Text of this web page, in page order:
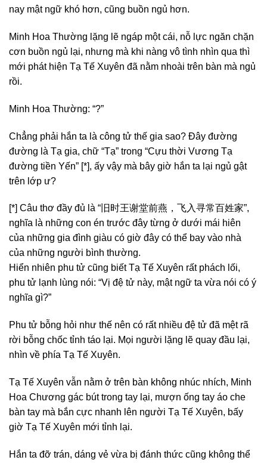
nay mật ngữ khó hơn, cũng buồn ngủ hơn.
Minh Hoa Thường lặng lẽ ngáp một cái, nỗ lực ngăn chặn
cơn buồn ngủ lại, nhưng mà khi nàng vô tình nhìn qua thì
mới phát hiện Tạ Tế Xuyên đã nằm nhoài trên bàn mà ngủ
rồi.
Minh Hoa Thường: “?”
Chẳng phải hắn ta là công tử thế gia sao? Đây đường
đường là Tạ gia, chữ “Tạ” trong “Cựu thời Vương Tạ
đường tiền Yến” [*], ấy vậy mà bây giờ hắn ta lại ngủ gật
trên lớp ư?
[*] Câu thơ đầy đủ là “旧时王谢堂前燕，飞入寻常百姓家”,
nghĩa là những con én trước đây từng ở dưới mái hiên
của những gia đình giàu có giờ đây có thể bay vào nhà
của những người bình thường.
Hiển nhiên phu tử cũng biết Tạ Tế Xuyên rất phách lối,
phu tử lạnh lùng nói: “Vị đệ tử này, mật ngữ ta vừa nói có ý
nghĩa gì?”
Phu tử bỗng hỏi như thế nên có rất nhiều đệ tử đã mệt rã
rời bỗng chốc tỉnh táo lại. Mọi người lặng lẽ quay đầu lại,
nhìn về phía Tạ Tế Xuyên.
Tạ Tế Xuyên vẫn nằm ở trên bàn không nhúc nhích, Minh
Hoa Chương gác bút trong tay lại, mượn ống tay áo che
bàn tay mà bắn cực nhanh lên người Tạ Tế Xuyên, bấy
giờ Tạ Tế Xuyên mới tỉnh lại.
Hắn ta đỡ trán, dáng vẻ vừa bị đánh thức cũng không thể